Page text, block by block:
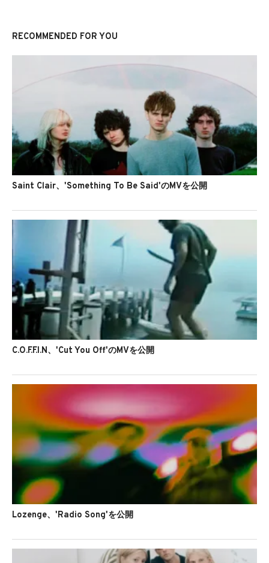
RECOMMENDED FOR YOU
Saint Clair、'Something To Be Said'のMVを公開
C.O.F.F.I.N、'Cut You Off'のMVを公開
Lozenge、'Radio Song'を公開